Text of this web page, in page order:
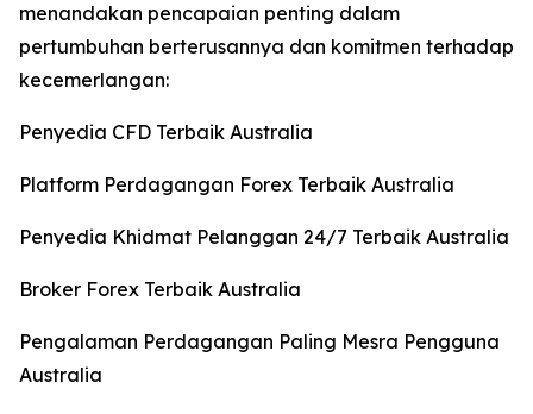
menandakan pencapaian penting dalam
pertumbuhan berterusannya dan komitmen terhadap
kecemerlangan:
Penyedia CFD Terbaik Australia
Platform Perdagangan Forex Terbaik Australia
Penyedia Khidmat Pelanggan 24/7 Terbaik Australia
Broker Forex Terbaik Australia
Pengalaman Perdagangan Paling Mesra Pengguna
Australia